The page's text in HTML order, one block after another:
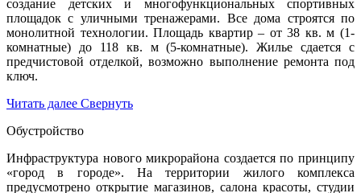
создание детских и многофункциональных спортивных
площадок с уличными тренажерами. Все дома строятся по
монолитной технологии. Площадь квартир – от 38 кв. м (1-
комнатные) до 118 кв. м (5-комнатные). Жилье сдается с
предчистовой отделкой, возможно выполнение ремонта под
ключ.
Читать далее Свернуть
Обустройство
Инфраструктура нового микрорайона создается по принципу
«город в городе». На территории жилого комплекса
предусмотрено открытие магазинов, салона красоты, студии